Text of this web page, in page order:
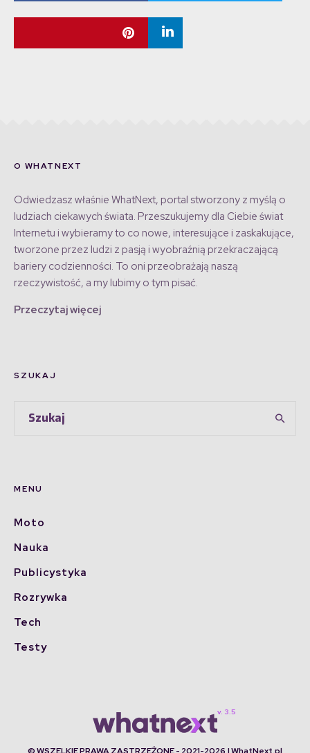
O WHATNEXT
Odwiedzasz właśnie WhatNext, portal stworzony z myślą o
ludziach ciekawych świata. Przeszukujemy dla Ciebie świat
Internetu i wybieramy to co nowe, interesujące i zaskakujące,
tworzone przez ludzi z pasją i wyobraźnią przekraczającą
bariery codzienności. To oni przeobrażają naszą
rzeczywistość, a my lubimy o tym pisać.
Przeczytaj więcej
SZUKAJ
MENU
Moto
Nauka
Publicystyka
Rozrywka
Tech
Testy